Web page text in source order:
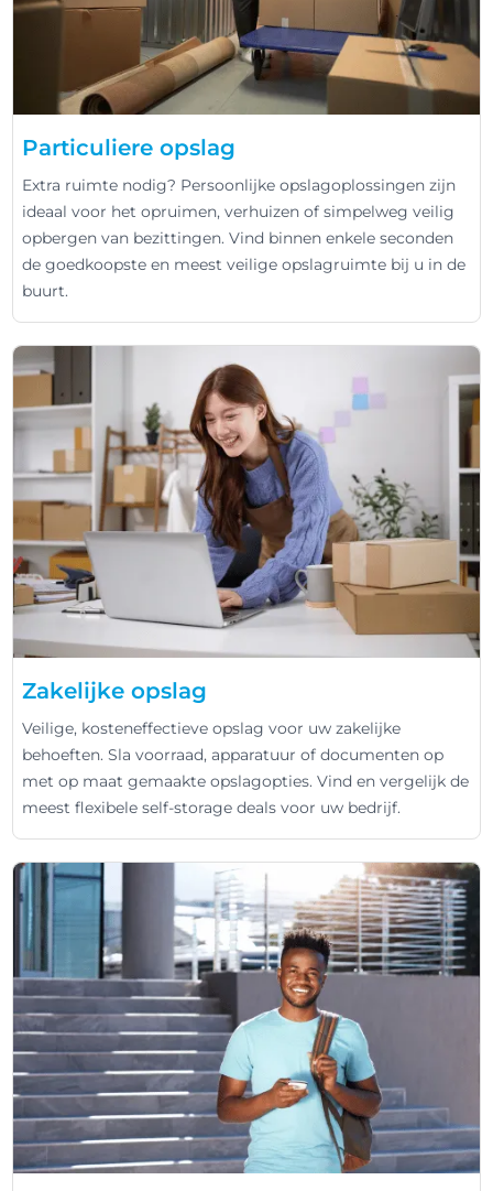
Particuliere opslag
Extra ruimte nodig? Persoonlijke opslagoplossingen zijn
ideaal voor het opruimen, verhuizen of simpelweg veilig
opbergen van bezittingen. Vind binnen enkele seconden
de goedkoopste en meest veilige opslagruimte bij u in de
buurt.
Zakelijke opslag
Veilige, kosteneffectieve opslag voor uw zakelijke
behoeften. Sla voorraad, apparatuur of documenten op
met op maat gemaakte opslagopties. Vind en vergelijk de
meest flexibele self-storage deals voor uw bedrijf.